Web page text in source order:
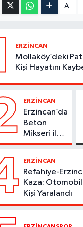
A-
ERZİNCAN
Mollaköy’deki
Kişi Hayatını
ERZİNCAN
Erzincan’da
Beton
Mikseri ile
Otomobil
ERZİNCAN
Refahiye-
Kaza:
Kişi Yaralandı